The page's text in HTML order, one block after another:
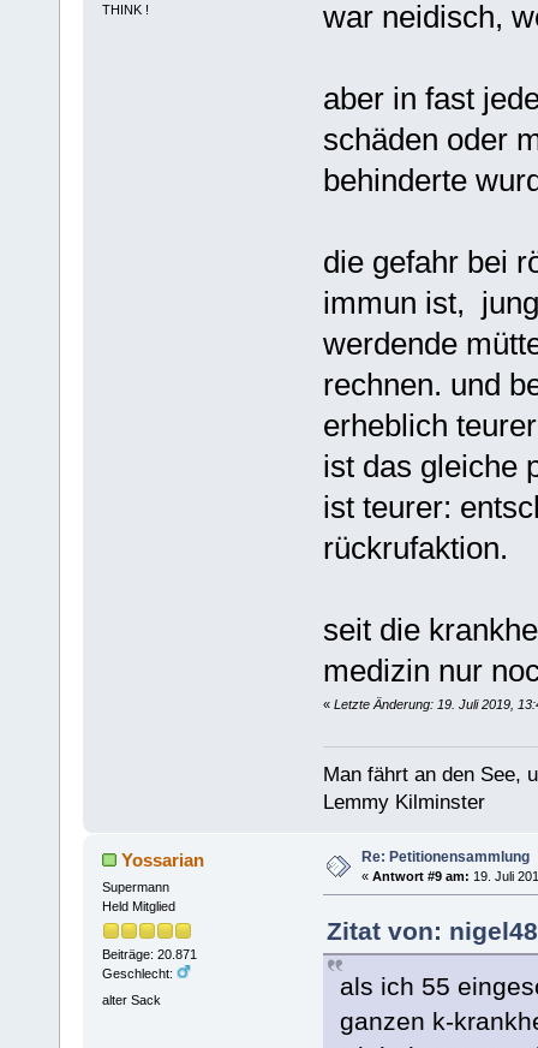
THINK !
war neidisch,
aber in fast
schäden oder
behinderte
die gefahr bei
immun ist,
werdende
rechnen. und
erheblich
ist das gleiche
ist teurer:
rückrufaktion.
seit die
medizin nur
« Letzte Änderung: 19. Juli 2019,
Man fährt an den See,
Lemmy Kilminster
Yossarian
Supermann
Held Mitglied
Beiträge: 20.871
Geschlecht:
alter Sack
Re: Petitionensammlung
« Antwort #9 am: 19. Juli
Zitat von:
als ich 55
ganzen k-